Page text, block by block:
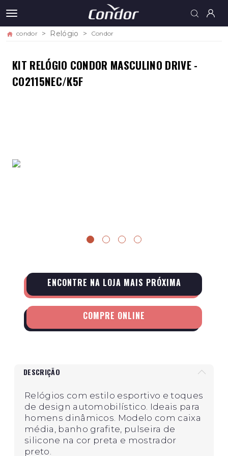
condor Relógio Condor
KIT RELÓGIO CONDOR MASCULINO DRIVE -
CO2115NEC/K5F
ENCONTRE NA LOJA MAIS PRÓXIMA
COMPRE ONLINE
DESCRIÇÃO
Relógios com estilo esportivo e toques
de design automobilístico. Ideais para
homens dinâmicos. Modelo com caixa
média, banho grafite, pulseira de
silicone na cor preta e mostrador
preto.